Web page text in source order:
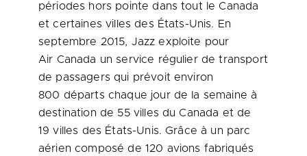
périodes hors pointe dans tout leCanada
et certaines villes des États-Unis. En
septembre 2015, Jazz exploite pour
Air Canada un service régulier de transport
de passagers qui prévoit environ
800 départs chaque jour de la semaine à
destination de 55 villes duCanada et de
19 villes des États-Unis. Grâce à un parc
aérien composé de 120 avions fabriqués